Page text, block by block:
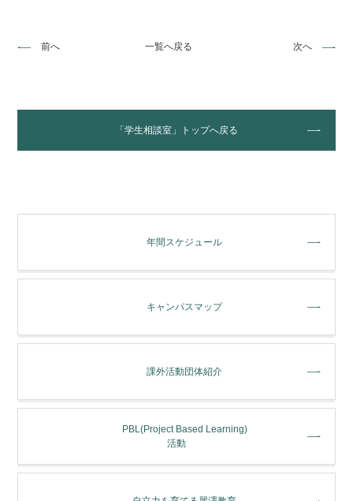
前へ 一覧へ戻る 次へ
「学生相談室」トップへ戻る
年間スケジュール
キャンパスマップ
課外活動団体紹介
PBL(Project Based Learning)
活動